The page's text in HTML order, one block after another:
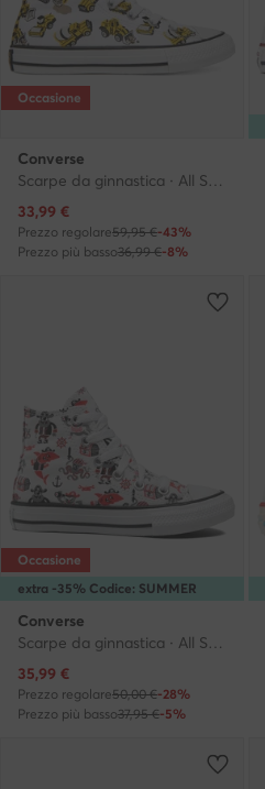
Occasione
Converse
Scarpe da ginnastica · All Star · Bianco
Prezzo attuale
33,99 €
Prezzo regolare59,95 €-43%
Prezzo più basso36,99 €-8%
extra -35% Codice: SUMMER
Occasione
Converse
Scarpe da ginnastica · All Star · Bianco
Prezzo attuale
35,99 €
Prezzo regolare50,00 €-28%
Prezzo più basso37,95 €-5%